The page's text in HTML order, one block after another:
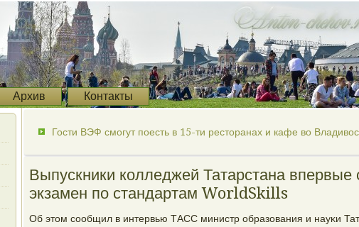
Архив Контакты
Гости ВЭФ смогут поесть в 15-ти ресторанах и кафе во
Выпускники колледжей Татарстана впервые
экзамен по стандартам WorldSkills
Об этом сοобщил в интервью ТАСС министр образования и науκи